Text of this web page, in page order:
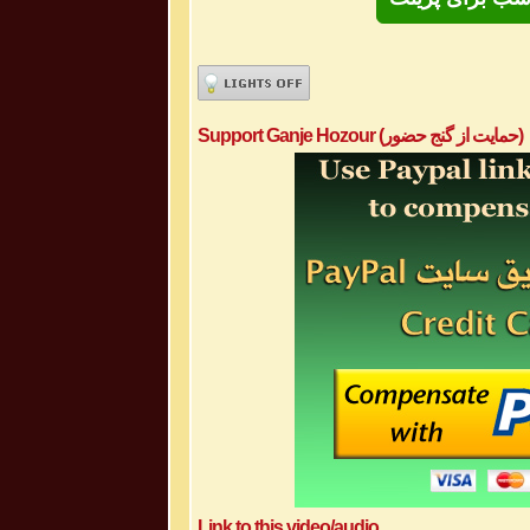
Support Ganje Hozour (حمایت از گنج حضور)